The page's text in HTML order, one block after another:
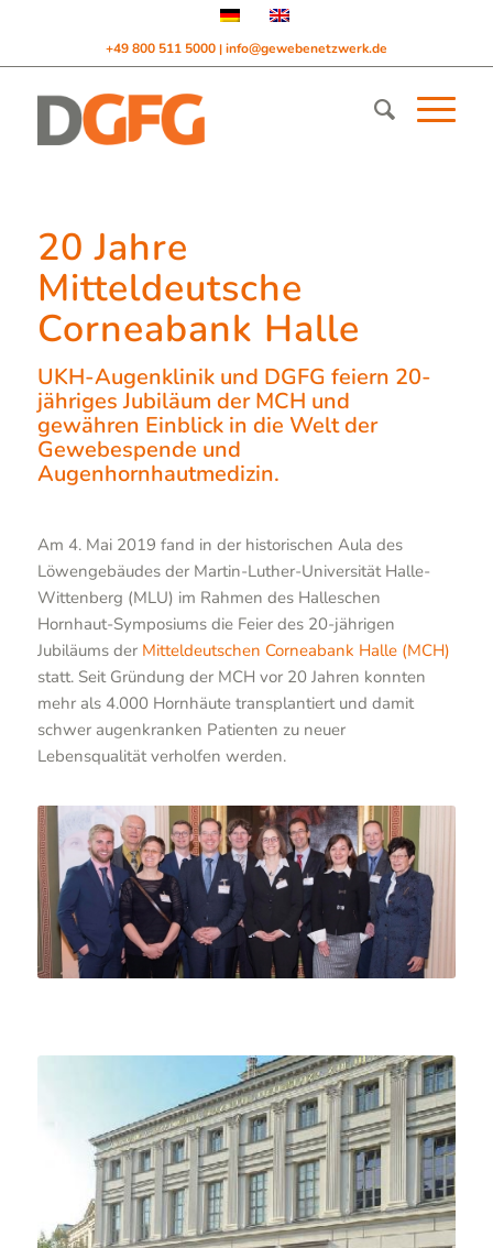
+49 800 511 5000 | info@gewebenetzwerk.de
20 Jahre
Mitteldeutsche
Corneabank Halle
UKH-Augenklinik und DGFG feiern 20-
jähriges Jubiläum der MCH und
gewähren Einblick in die Welt der
Gewebespende und
Augenhornhautmedizin.
Am 4. Mai 2019 fand in der historischen Aula des
Löwengebäudes der Martin-Luther-Universität Halle-
Wittenberg (MLU) im Rahmen des Halleschen
Hornhaut-Symposiums die Feier des 20-jährigen
Jubiläums der Mitteldeutschen Corneabank Halle (MCH)
statt. Seit Gründung der MCH vor 20 Jahren konnten
mehr als 4.000 Hornhäute transplantiert und damit
schwer augenkranken Patienten zu neuer
Lebensqualität verholfen werden.
Quelle: Fotostelle UKH
Vortragende beim Symposium v.l.n.r.: Sebastian
Bäurle, Prof. Dr. Hans-Gert Struck ML, Dipl.-Biol.
Diana Wille, Dr. Erik Chankiewitz, Prof. Dr. Arne
Viestenz, Martin Börgel, Dr. Anja Viestenz, Prof. Dr.
Thomas Hammer, Dr. Andrea Huth, Dr. Jens Heichel,
Prof. Dr. Jutta Herde